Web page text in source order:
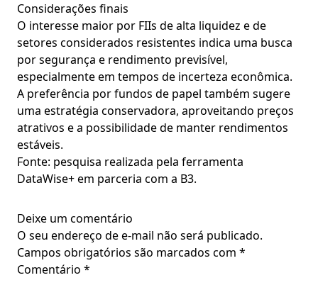
Considerações finais
O interesse maior por FIIs de alta liquidez e de
setores considerados resistentes indica uma busca
por segurança e rendimento previsível,
especialmente em tempos de incerteza econômica.
A preferência por fundos de papel também sugere
uma estratégia conservadora, aproveitando preços
atrativos e a possibilidade de manter rendimentos
estáveis.
Fonte: pesquisa realizada pela ferramenta
DataWise+ em parceria com a B3.
Deixe um comentário
O seu endereço de e-mail não será publicado.
Campos obrigatórios são marcados com *
Comentário *